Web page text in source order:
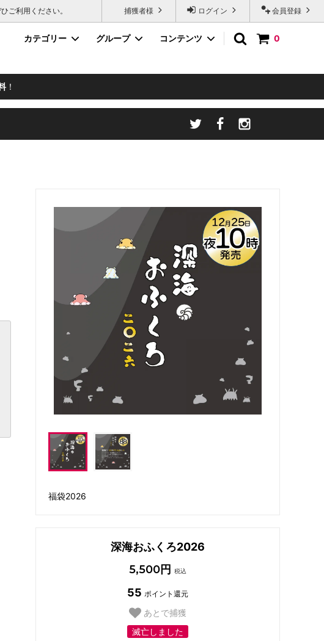
会員登録
ログイン
捕獲者様
ご利用ください。
0
カテゴリー グループ コンテンツ
！
福袋2026
深海おふくろ2026
5,500円 税込
55 ポイント還元
あとで捕獲
滅亡しました